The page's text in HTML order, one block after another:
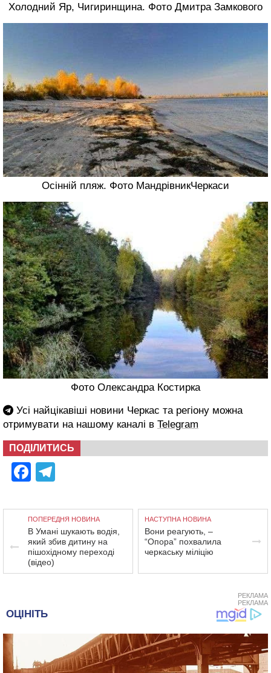
Холодний Яр, Чигиринщина. Фото Дмитра Замкового
Осінній пляж. Фото МандрівникЧеркаси
Фото Олександра Костирка
Усі найцікавіші новини Черкас та регіону можна
отримувати на нашому каналі в Telegram
ПОДІЛИТИСЬ
Facebook
ПОПЕРЕДНЯ НОВИНА
В Умані шукають водія,
який збив дитину на
пішохідному переході
(відео)
НАСТУПНА НОВИНА
Вони реагують, –
“Опора” похвалила
черкаську міліцію
РЕКЛАМА
РЕКЛАМА